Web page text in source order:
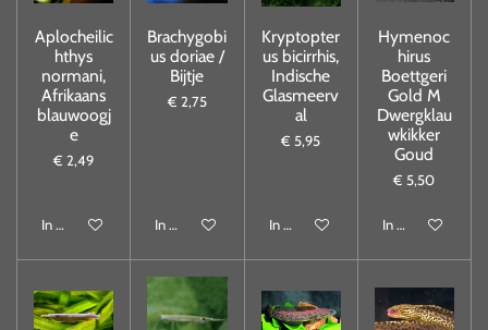
Aplocheilic
hthys
normani,
Afrikaans
blauwoogj
e
€ 2,49
In winkelwagen
Brachygobi
us doriae /
Bijtje
€ 2,75
In winkelwagen
Kryptopter
us bicirrhis,
Indische
Glasmeerv
al
€ 5,95
In winkelwagen
Hymenoc
hirus
Boettgeri
Gold M
Dwergklau
wkikker
Goud
€ 5,50
In winkelwagen